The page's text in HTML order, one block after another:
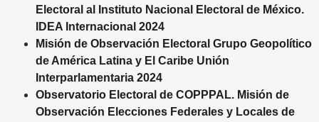
Electoral al Instituto Nacional Electoral de México.
IDEA Internacional 2024
Misión de Observación Electoral Grupo Geopolítico
de América Latina y El Caribe Unión
Interparlamentaria 2024
Observatorio Electoral de COPPPAL. Misión de
Observación Elecciones Federales y Locales de